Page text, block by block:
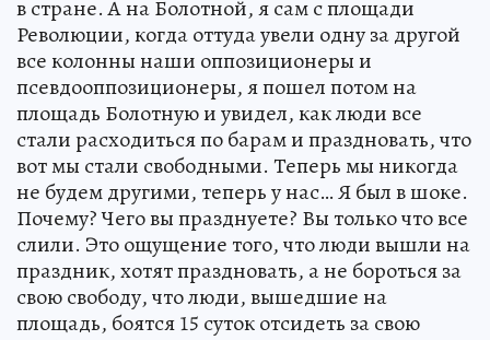
в стране. А на Болотной, я сам с площади
Революции, когда оттуда увели одну за другой
все колонны наши оппозиционеры и
псевдооппозиционеры, я пошел потом на
площадь Болотную и увидел, как люди все
стали расходиться по барам и праздновать, что
вот мы стали свободными. Теперь мы никогда
не будем другими, теперь у нас… Я был в шоке.
Почему? Чего вы празднуете? Вы только что все
слили. Это ощущение того, что люди вышли на
праздник, хотят праздновать, а не бороться за
свою свободу, что люди, вышедшие на
площадь, боятся 15 суток отсидеть за свою